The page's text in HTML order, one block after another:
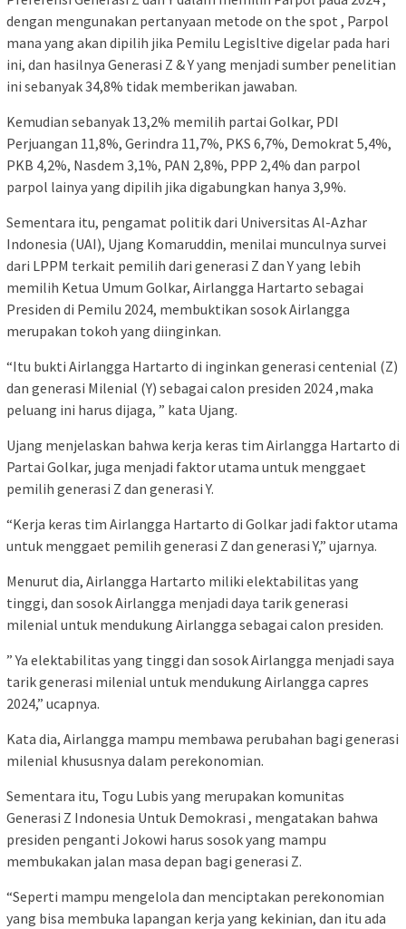
dengan mengunakan pertanyaan metode on the spot , Parpol
mana yang akan dipilih jika Pemilu Legisltive digelar pada hari
ini, dan hasilnya Generasi Z & Y yang menjadi sumber penelitian
ini sebanyak 34,8% tidak memberikan jawaban.
Kemudian sebanyak 13,2% memilih partai Golkar, PDI
Perjuangan 11,8%, Gerindra 11,7%, PKS 6,7%, Demokrat 5,4%,
PKB 4,2%, Nasdem 3,1%, PAN 2,8%, PPP 2,4% dan parpol
parpol lainya yang dipilih jika digabungkan hanya 3,9%.
Sementara itu, pengamat politik dari Universitas Al-Azhar
Indonesia (UAI), Ujang Komaruddin, menilai munculnya survei
dari LPPM terkait pemilih dari generasi Z dan Y yang lebih
memilih Ketua Umum Golkar, Airlangga Hartarto sebagai
Presiden di Pemilu 2024, membuktikan sosok Airlangga
merupakan tokoh yang diinginkan.
“Itu bukti Airlangga Hartarto di inginkan generasi centenial (Z)
dan generasi Milenial (Y) sebagai calon presiden 2024 ,maka
peluang ini harus dijaga, ” kata Ujang.
Ujang menjelaskan bahwa kerja keras tim Airlangga Hartarto di
Partai Golkar, juga menjadi faktor utama untuk menggaet
pemilih generasi Z dan generasi Y.
“Kerja keras tim Airlangga Hartarto di Golkar jadi faktor utama
untuk menggaet pemilih generasi Z dan generasi Y,” ujarnya.
Menurut dia, Airlangga Hartarto miliki elektabilitas yang
tinggi, dan sosok Airlangga menjadi daya tarik generasi
milenial untuk mendukung Airlangga sebagai calon presiden.
” Ya elektabilitas yang tinggi dan sosok Airlangga menjadi saya
tarik generasi milenial untuk mendukung Airlangga capres
2024,” ucapnya.
Kata dia, Airlangga mampu membawa perubahan bagi generasi
milenial khususnya dalam perekonomian.
Sementara itu, Togu Lubis yang merupakan komunitas
Generasi Z Indonesia Untuk Demokrasi , mengatakan bahwa
presiden penganti Jokowi harus sosok yang mampu
membukakan jalan masa depan bagi generasi Z.
“Seperti mampu mengelola dan menciptakan perekonomian
yang bisa membuka lapangan kerja yang kekinian, dan itu ada